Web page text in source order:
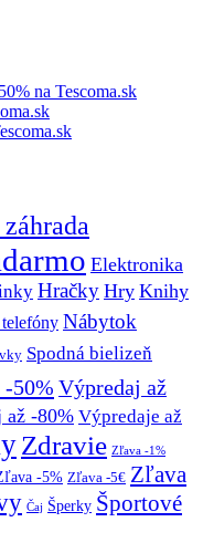
na Tescoma.sk
Elektronika
Hračky Hry Knihy
Nábytok
Spodná bielizeň
-50% Výpredaj až
až -80% Výpredaje až
Zdravie Zľava -1%
-5% Zľava -5€ Zľava
Čaj Šperky Športové